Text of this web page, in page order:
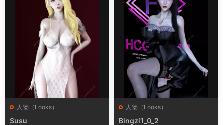
人物（Looks）
Susu
人物（Looks）
Bingzi1_0_2